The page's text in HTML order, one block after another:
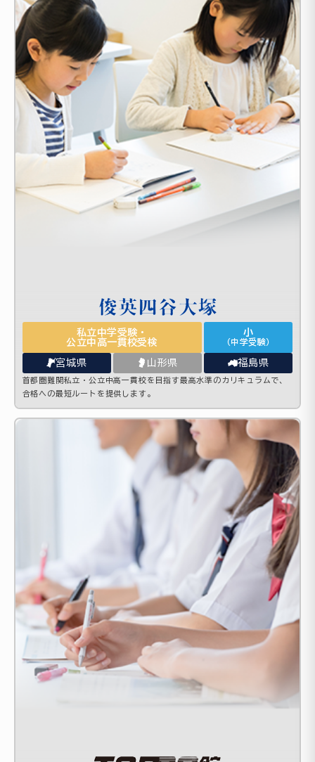
私立中学受験・
公立中高一貫校受検
小
（中学受験）
宮城県 山形県 福島県
首都圏難関私立・公立中高一貫校を目指す最高水準のカリキュラムで、
合格への最短ルートを提供します。